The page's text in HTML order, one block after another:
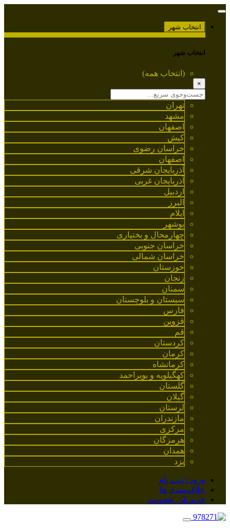
انتخاب شهر
انتخاب شهر
(انتخاب همه)
×
تهران
مشهد
اصفهان
کیش
خراسان رضوی
اصفهان
آذربایجان شرقی
آذربایجان غربی
اردبیل
البرز
ایلام
بوشهر
چهارمحال و بختیاری
خراسان جنوبی
خراسان شمالی
خوزستان
زنجان
سمنان
سیستان و بلوچستان
فارس
قزوین
قم
کردستان
کرمان
کرمانشاه
کهگیلویه و بویراحمد
گلستان
گیلان
لرستان
مازندران
مرکزی
هرمزگان
همدان
یزد
ورود / ثبت نام
علاقه‌مندی ها
خرید پلن عضویت